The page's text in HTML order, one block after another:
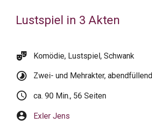
Lustspiel in 3 Akten
theater_comedy Komödie, Lustspiel, Schwank
timelapse Zwei- und Mehrakter, abendfüllend
schedule ca. 90 Min., 56 Seiten
account_circle Exler Jens